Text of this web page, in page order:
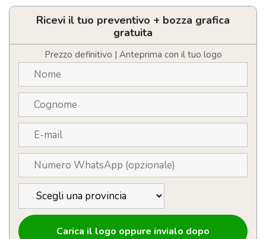
quantità
Ricevi il tuo preventivo + bozza grafica
gratuita
Prezzo definitivo | Anteprima con il tuo logo
Carica il logo oppure invialo dopo